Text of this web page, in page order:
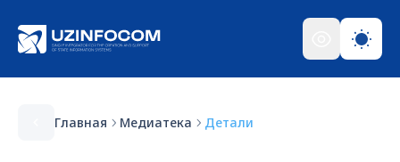
Главная Медиатека Детали